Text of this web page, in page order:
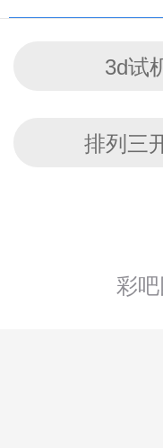
3d试
排列三
彩